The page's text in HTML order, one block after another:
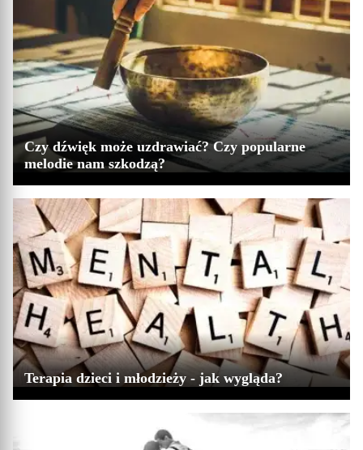
Czy dźwięk może uzdrawiać? Czy popularne
melodie nam szkodzą?
Terapia dzieci i młodzieży - jak wygląda?